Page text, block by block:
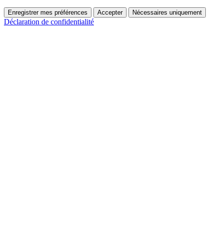
Enregistrer mes préférences Accepter Nécessaires uniquement
Déclaration de confidentialité